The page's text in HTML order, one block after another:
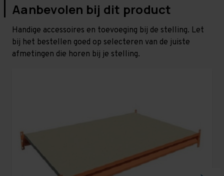
Aanbevolen bij dit product
Handige accessoires en toevoeging bij de stelling. Let
bij het bestellen goed op selecteren van de juiste
afmetingen die horen bij je stelling.